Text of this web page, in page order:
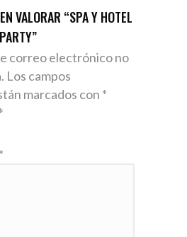
VALORAR “SPA Y HOTEL
correo electrónico no
Los campos
marcados con *
*